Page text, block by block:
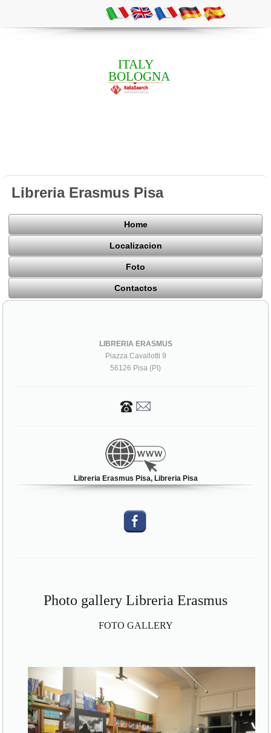
ITALY
BOLOGNA
Libreria Erasmus Pisa
Home
Localizacion
Foto
Contactos
LIBRERIA ERASMUS
Piazza Cavallotti 9
56126 Pisa (PI)
Libreria Erasmus Pisa, Libreria Pisa
Photo gallery Libreria Erasmus
FOTO GALLERY